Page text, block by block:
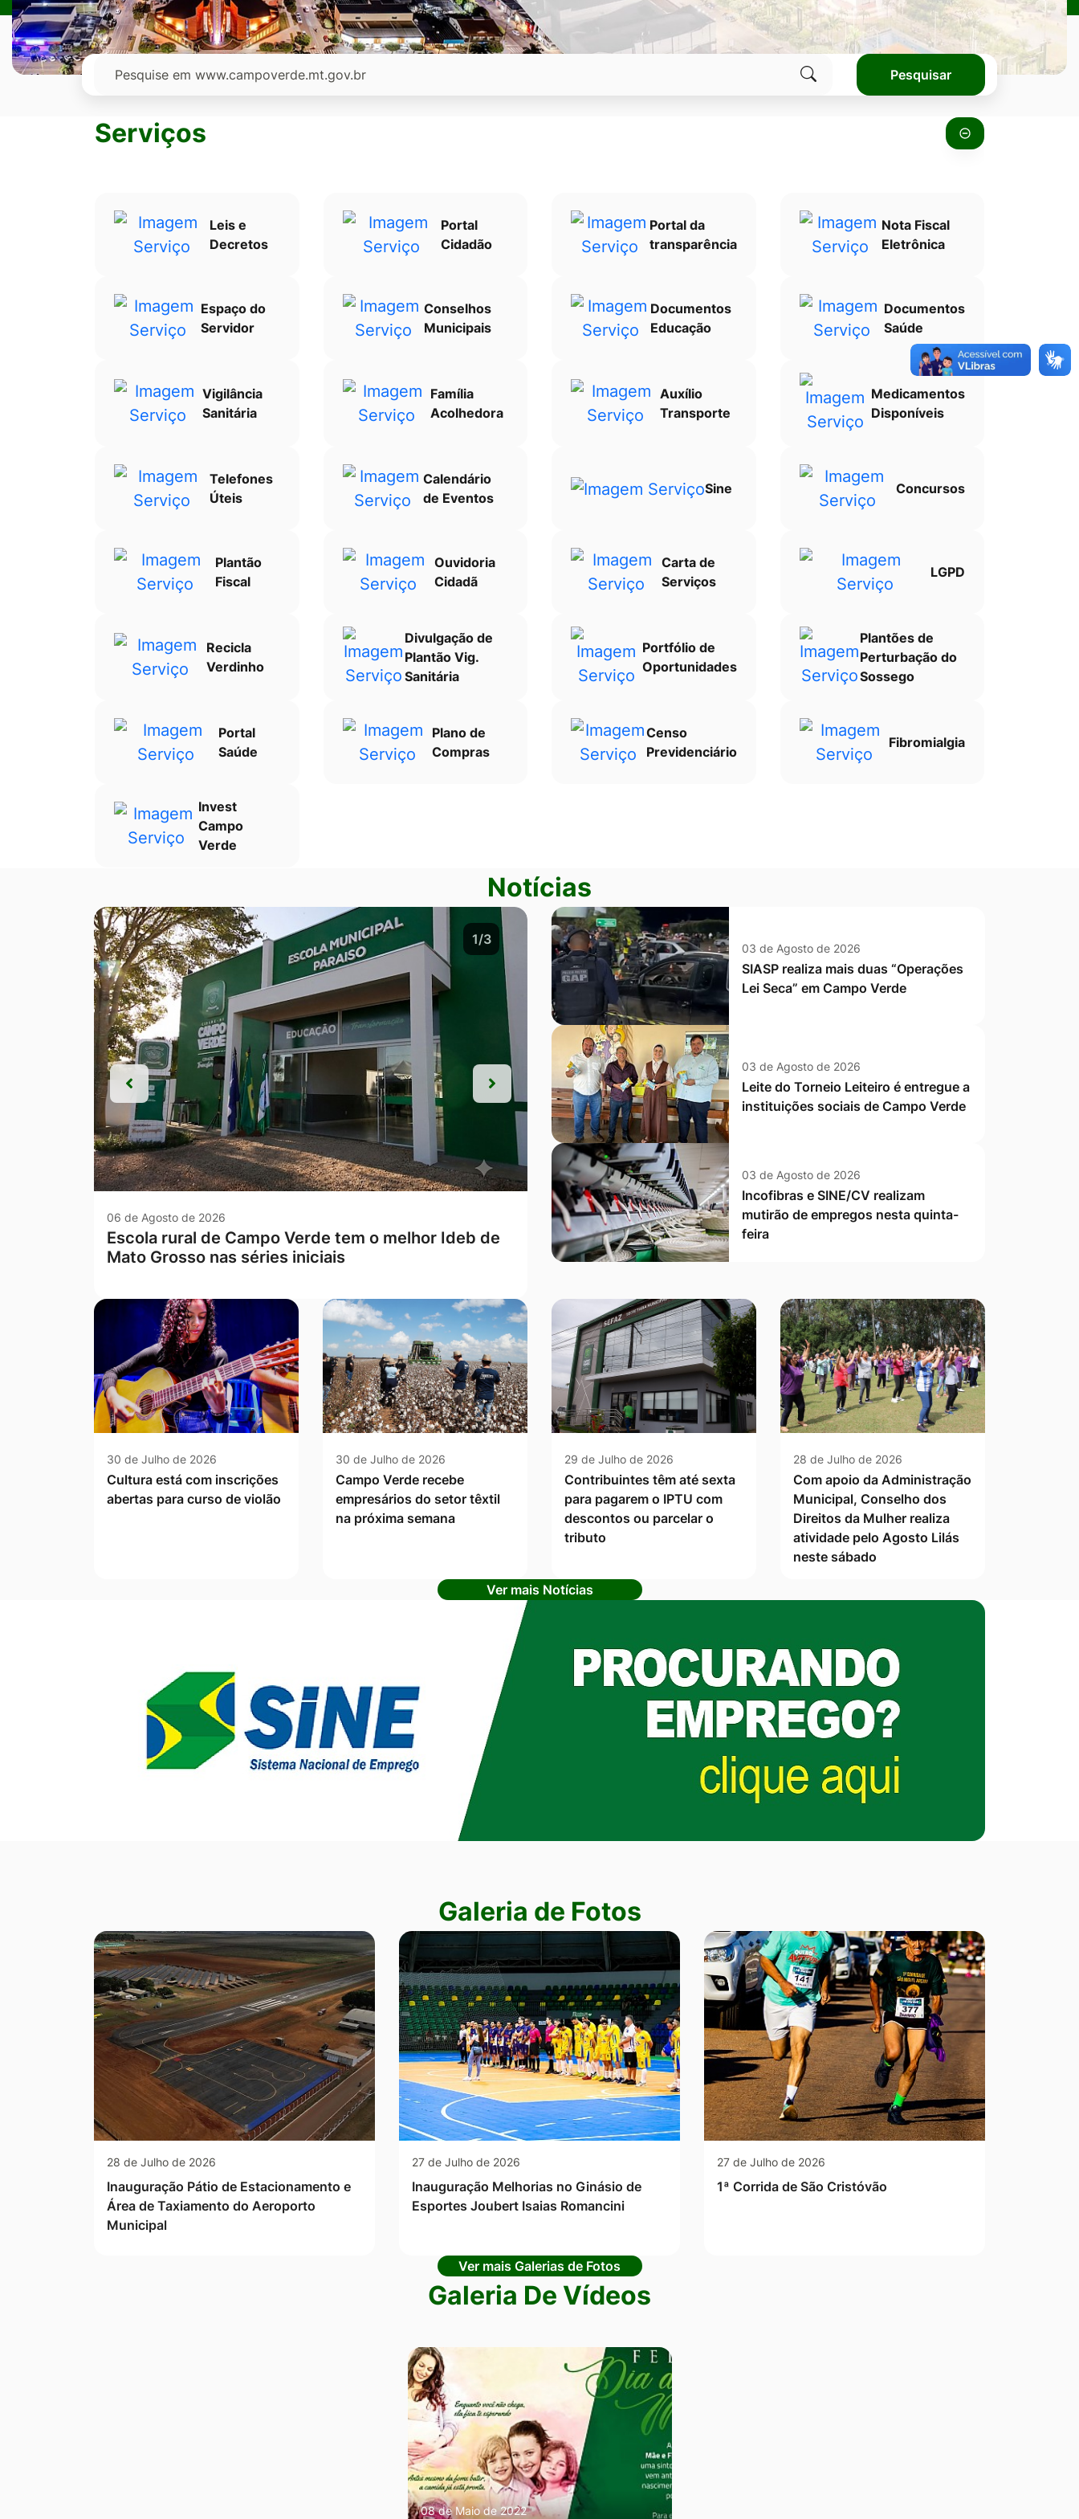
Ir
para
rodapé
Pesquisar
Clique
Pesquisar
Serviços
Leis e
Decretos
Portal
Cidadão
Portal da
transparência
Nota Fiscal
Eletrônica
Espaço do
Servidor
Conselhos
Municipais
Documentos
Educação
Documentos
Saúde
Vigilância
Sanitária
Família
Acolhedora
Auxílio
Transporte
Medicamentos
Disponíveis
Telefones
Úteis
Calendário
de Eventos
Sine Concursos
Plantão
Fiscal
Ouvidoria
Cidadã
Carta de
Serviços
LGPD
Recicla
Verdinho
Divulgação de
Plantão Vig.
Sanitária
Portfólio de
Oportunidades
Plantões de
Perturbação do
Sossego
Portal
Saúde
Plano de
Compras
Censo
Previdenciário
Fibromialgia
Invest
Campo
Verde
Notícias
2/3
06 de Agosto de 2026
Educação de Campo Verde está entre as Top 5 de
Mato Grosso
Anterior
Anterior
Próxima
Próxima
03 de Agosto de 2026
SIASP realiza mais duas “Operações
Lei Seca” em Campo Verde
03 de Agosto de 2026
Leite do Torneio Leiteiro é entregue a
instituições sociais de Campo Verde
03 de Agosto de 2026
Incofibras e SINE/CV realizam
mutirão de empregos nesta quinta-
feira
30 de Julho de 2026
Cultura está com inscrições
abertas para curso de violão
30 de Julho de 2026
Campo Verde recebe
empresários do setor têxtil
na próxima semana
29 de Julho de 2026
Contribuintes têm até sexta
para pagarem o IPTU com
descontos ou parcelar o
tributo
28 de Julho de 2026
Com apoio da Administração
Municipal, Conselho dos
Direitos da Mulher realiza
atividade pelo Agosto Lilás
neste sábado
Ver mais Notícias
Galeria de Fotos
28 de Julho de 2026
Inauguração Pátio de Estacionamento e
Área de Taxiamento do Aeroporto
Municipal
27 de Julho de 2026
Inauguração Melhorias no Ginásio de
Esportes Joubert Isaias Romancini
27 de Julho de 2026
1ª Corrida de São Cristóvão
Ver mais Galerias de Fotos
Galeria De Vídeos
08 de Maio de 2022